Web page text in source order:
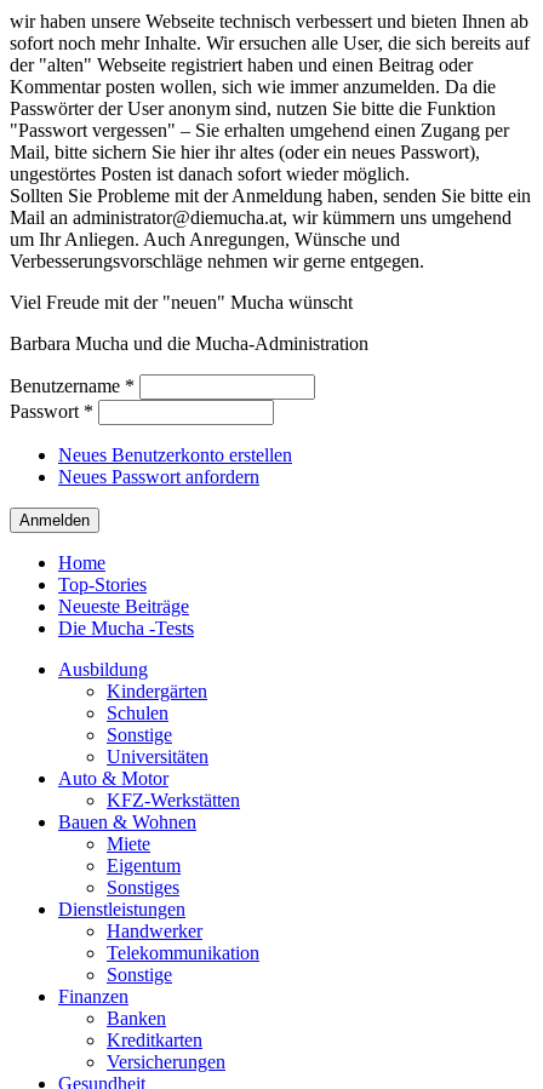
wir haben unsere Webseite technisch verbessert und bieten Ihnen ab
sofort noch mehr Inhalte. Wir ersuchen alle User, die sich bereits auf
der "alten" Webseite registriert haben und einen Beitrag oder
Kommentar posten wollen, sich wie immer anzumelden. Da die
Passwörter der User anonym sind, nutzen Sie bitte die Funktion
"Passwort vergessen" – Sie erhalten umgehend einen Zugang per
Mail, bitte sichern Sie hier ihr altes (oder ein neues Passwort),
ungestörtes Posten ist danach sofort wieder möglich.
Sollten Sie Probleme mit der Anmeldung haben, senden Sie bitte ein
Mail an administrator@diemucha.at, wir kümmern uns umgehend
um Ihr Anliegen. Auch Anregungen, Wünsche und
Verbesserungsvorschläge nehmen wir gerne entgegen.
Viel Freude mit der "neuen" Mucha wünscht
Barbara Mucha und die Mucha-Administration
Benutzername *
Passwort *
Neues Benutzerkonto erstellen
Neues Passwort anfordern
Home
Top-Stories
Neueste Beiträge
Die Mucha -Tests
Ausbildung
Kindergärten
Schulen
Sonstige
Universitäten
Auto & Motor
KFZ-Werkstätten
Bauen & Wohnen
Miete
Eigentum
Sonstiges
Dienstleistungen
Handwerker
Telekommunikation
Sonstige
Finanzen
Banken
Kreditkarten
Versicherungen
Gesundheit